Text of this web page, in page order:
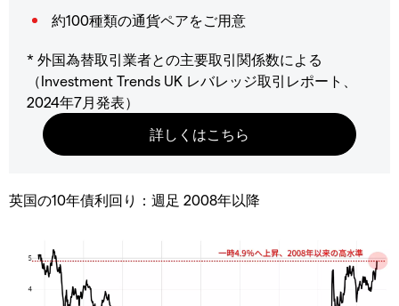
約100種類の通貨ペアをご用意
* 外国為替取引業者との主要取引関係数による
（Investment Trends UK レバレッジ取引レポート、
2024年7月発表）
英国の10年債利回り：週足 2008年以降